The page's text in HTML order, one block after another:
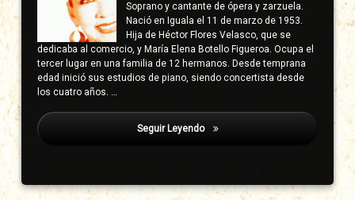
Soprano y cantante de ópera y zarzuela.
Nació en Iguala el 11 de marzo de 1953.
Hija de Héctor Flores Velasco, que se
dedicaba al comercio, y María Elena Botello Figueroa. Ocupa el
tercer lugar en una familia de 12 hermanos. Desde temprana
edad inició sus estudios de piano, siendo concertista desde
los cuatro años. …
Seguir Leyendo Tepeguaje